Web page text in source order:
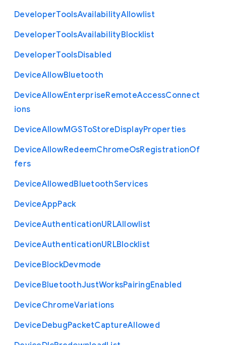
DeveloperToolsAvailabilityAllowlist
DeveloperToolsAvailabilityBlocklist
DeveloperToolsDisabled
DeviceAllowBluetooth
DeviceAllowEnterpriseRemoteAccessConnect
ions
DeviceAllowMGSToStoreDisplayProperties
DeviceAllowRedeemChromeOsRegistrationOf
fers
DeviceAllowedBluetoothServices
DeviceAppPack
DeviceAuthenticationURLAllowlist
DeviceAuthenticationURLBlocklist
DeviceBlockDevmode
DeviceBluetoothJustWorksPairingEnabled
DeviceChromeVariations
DeviceDebugPacketCaptureAllowed